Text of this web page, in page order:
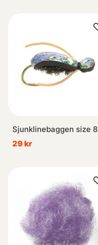
Sjunklinebaggen size 8
29 kr